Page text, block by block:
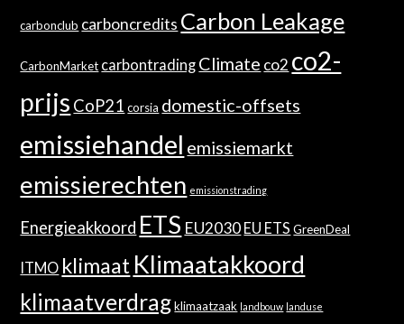
carbonclub carboncredits Carbon Leakage
CarbonMarket carbontrading Climate co2 co2-
prijs CoP21 corsia domestic-offsets
emissiehandel emissiemarkt
emissierechten emissionstrading
Energieakkoord ETS EU2030 EU ETS GreenDeal
ITMO klimaat Klimaatakkoord
klimaatverdrag klimaatzaak landbouw landuse